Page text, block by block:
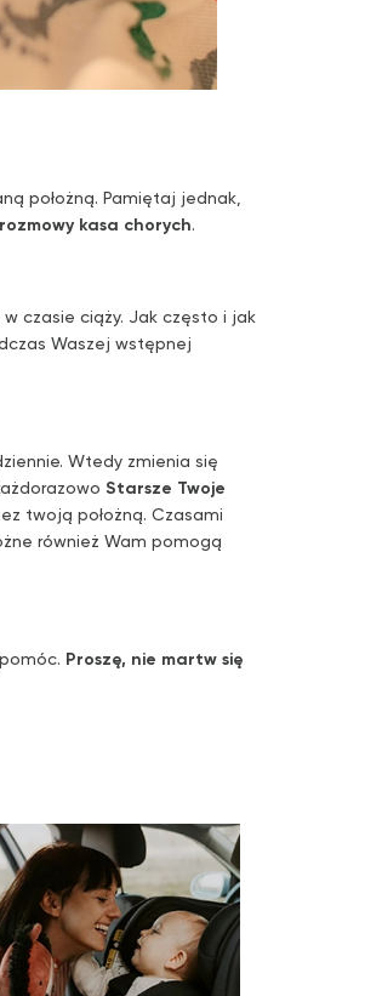
położną. Pamiętaj jednak,
kasa chorych.
czasie ciąży. Jak często i jak
Waszej wstępnej
Wtedy zmienia się
Starsze Twoje
twoją położną. Czasami
również Wam pomogą
Proszę, nie martw się